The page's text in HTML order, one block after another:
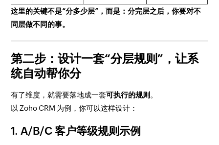
这里的关键不是“分多少层”，而是：分完层之后，你要对不
同层做不同的事。
第二步：设计一套“分层规则”，让系
统自动帮你分
有了维度，就需要落地成一套可执行的规则 。
以 Zoho CRM 为例，你可以这样设计：
1. A/B/C 客户等级规则示例